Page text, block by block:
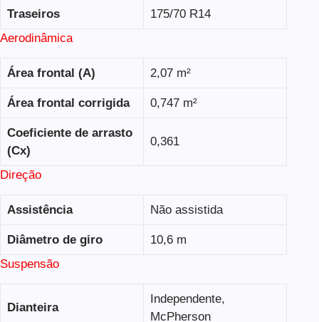
Traseiros
175/70 R14
Aerodinâmica
Área frontal (A) 2,07 m²
Área frontal corrigida 0,747 m²
Coeficiente de arrasto
(Cx)
0,361
Direção
Assistência Não assistida
Diâmetro de giro
10,6 m
Suspensão
Dianteira
Independente,
McPherson